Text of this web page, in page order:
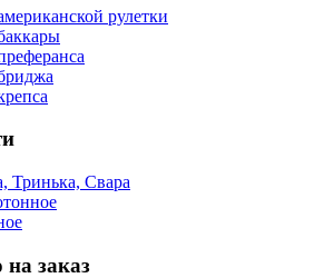
рулетки
Тринька, Свара
на заказ